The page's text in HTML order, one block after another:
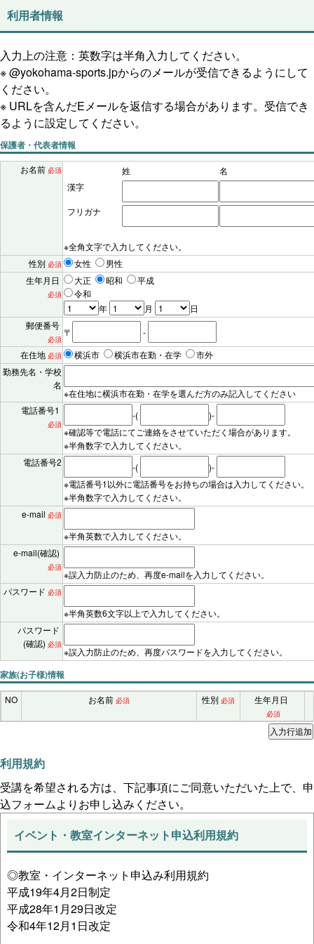
利用者情報
入力上の注意：英数字は半角入力してください。
※ @yokohama-sports.jpからのメールが受信できるようにして
ください。
※ URLを含んだEメールを返信する場合があります。受信でき
るように設定してください。
保護者・代表者情報
お名前 必須 姓
名
漢字
フリガナ
※全角文字で入力してください。
性別 必須 女性
男性
生年月日
必須
大正 昭和
平成
令和
年
月
日
郵便番号
必須
〒
-
在住地 必須 横浜市 横浜市在勤・在学
市外
勤務先名・学校
名
※在住地に横浜市在勤・在学を選んだ方のみ記入してください
電話番号1
必須
-(
)-
※確認等で電話にてご連絡をさせていただく場合があります。
※半角数字で入力してください。
電話番号2
-(
)-
※電話番号1以外に電話番号をお持ちの場合は入力してください。
※半角数字で入力してください。
e-mail 必須
※半角英数で入力してください。
e-mail(確認)
必須
※誤入力防止のため、再度e-mailを入力してください。
パスワード 必須
※半角英数6文字以上で入力してください。
パスワード
(確認) 必須
※誤入力防止のため、再度パスワードを入力してください。
家族(お子様)情報
NO お名前 必須 性別 必須 生年月日
必須
利用規約
受講を希望される方は、下記事項にご同意いただいた上で、申
込フォームよりお申し込みください。
イベント・教室インターネット申込利用規約
◎教室・インターネット申込み利用規約
平成19年4月2日制定
平成28年1月29日改定
令和4年12月1日改定